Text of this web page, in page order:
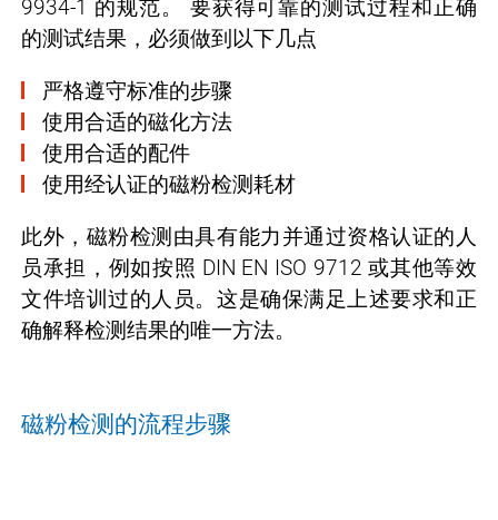
9934-1 的规范。 要获得可靠的测试过程和正确
的测试结果，必须做到以下几点
严格遵守标准的步骤
使用合适的磁化方法
使用合适的配件
使用经认证的磁粉检测耗材
此外，磁粉检测由具有能力并通过资格认证的人
员承担，例如按照 DIN EN ISO 9712 或其他等效
文件培训过的人员。这是确保满足上述要求和正
确解释检测结果的唯一方法。
磁粉检测的流程步骤